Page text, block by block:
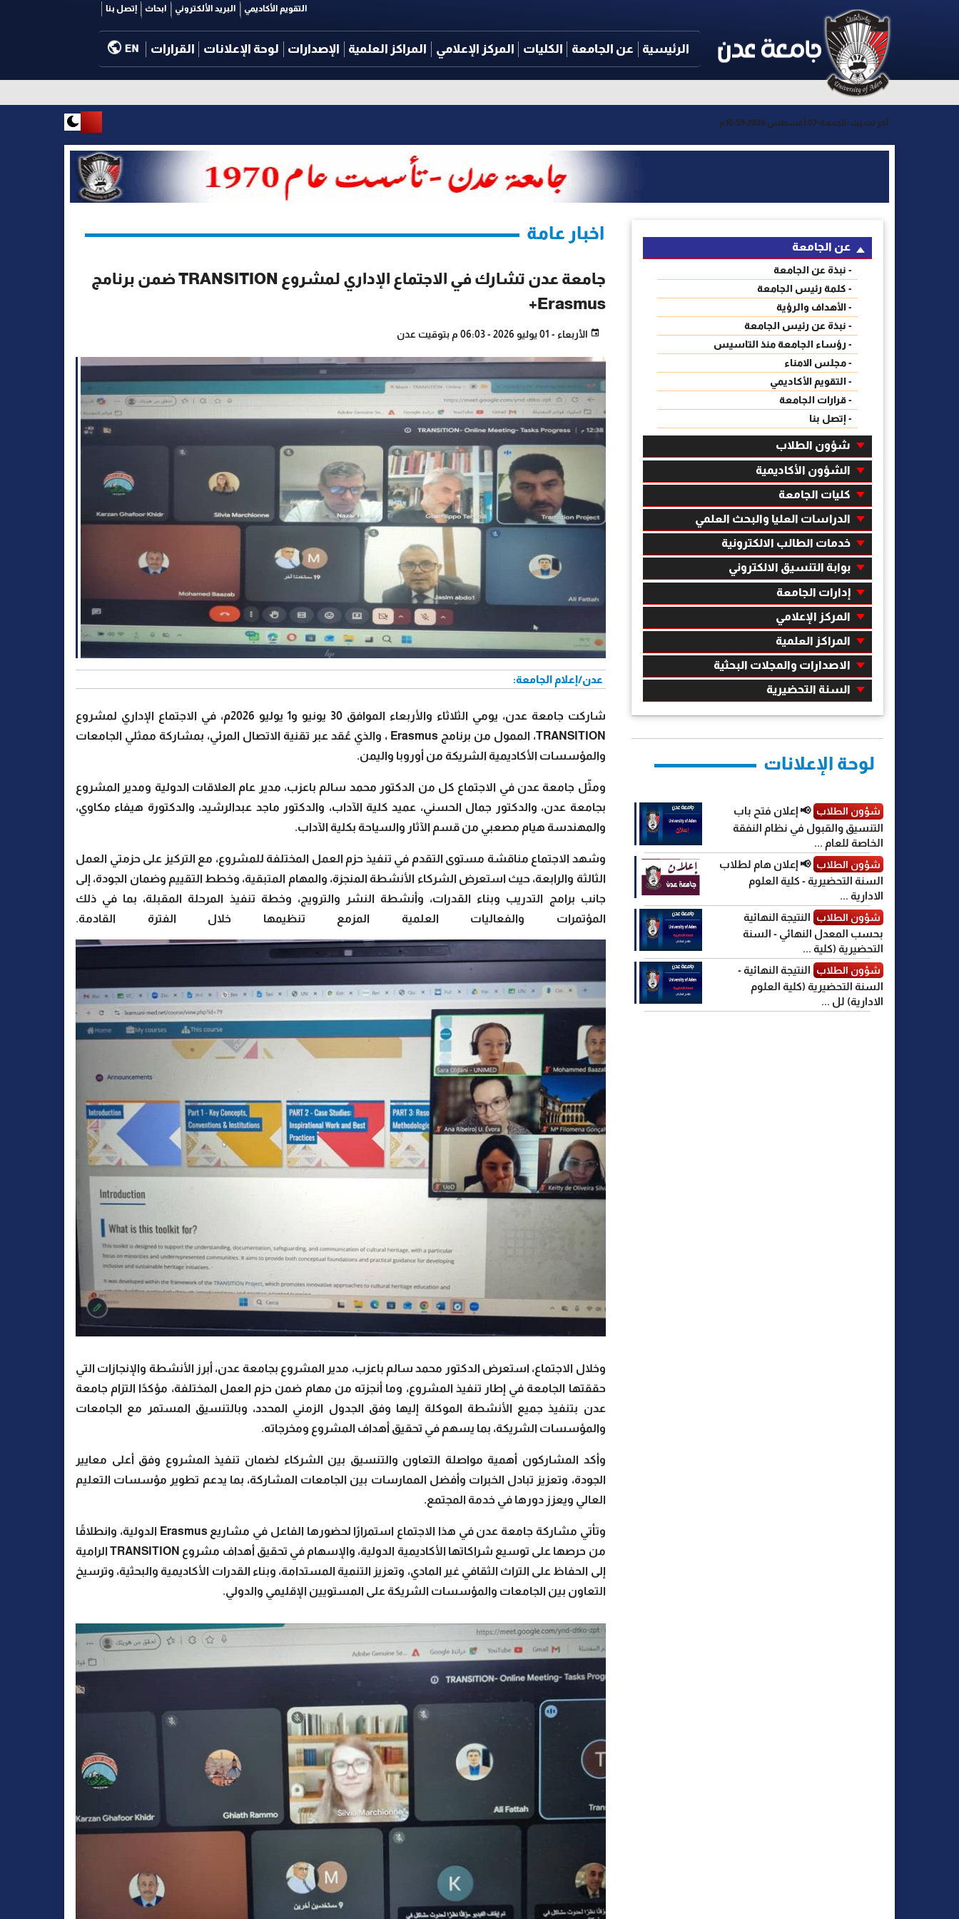
التقويم الأكاديمي البريد الألكتروني ابحاث إتصل بنا
الرئيسية عن الجامعة الكليات المركز الإعلامي المراكز العلمية الإصدارات لوحة الإعلانات القرارات EN
آخر تحديث : الجمعة-07 أغسطس 2026-10:59م
اخبار عامة
جامعة عدن تشارك في الاجتماع الإداري لمشروع TRANSITION ضمن برنامج
Erasmus+
الأربعاء - 01 يوليو 2026 - 06:03 م بتوقيت عدن
عدن/إعلام الجامعة:
شاركت جامعة عدن، يومي الثلاثاء والأربعاء الموافق 30 يونيو و1 يوليو 2026م، في الاجتماع الإداري لمشروع
TRANSITION، الممول من برنامج Erasmus ، والذي عُقد عبر تقنية الاتصال المرئي، بمشاركة ممثلي الجامعات
والمؤسسات الأكاديمية الشريكة من أوروبا واليمن.
ومثّل جامعة عدن في الاجتماع كل من الدكتور محمد سالم باعزب، مدير عام العلاقات الدولية ومدير المشروع
بجامعة عدن، والدكتور جمال الحسني، عميد كلية الآداب، والدكتور ماجد عبدالرشيد، والدكتورة هيفاء مكاوي،
والمهندسة هيام مصعبي من قسم الآثار والسياحة بكلية الآداب.
وشهد الاجتماع مناقشة مستوى التقدم في تنفيذ حزم العمل المختلفة للمشروع، مع التركيز على حزمتي العمل
الثالثة والرابعة، حيث استعرض الشركاء الأنشطة المنجزة، والمهام المتبقية، وخطط التقييم وضمان الجودة، إلى
جانب برامج التدريب وبناء القدرات، وأنشطة النشر والترويج، وخطة تنفيذ المرحلة المقبلة، بما في ذلك
المؤتمرات والفعاليات العلمية المزمع تنظيمها خلال الفترة القادمة.
وخلال الاجتماع، استعرض الدكتور محمد سالم باعزب، مدير المشروع بجامعة عدن، أبرز الأنشطة والإنجازات التي
حققتها الجامعة في إطار تنفيذ المشروع، وما أنجزته من مهام ضمن حزم العمل المختلفة، مؤكدًا التزام جامعة
عدن بتنفيذ جميع الأنشطة الموكلة إليها وفق الجدول الزمني المحدد، وبالتنسيق المستمر مع الجامعات
والمؤسسات الشريكة، بما يسهم في تحقيق أهداف المشروع ومخرجاته.
وأكد المشاركون أهمية مواصلة التعاون والتنسيق بين الشركاء لضمان تنفيذ المشروع وفق أعلى معايير
الجودة، وتعزيز تبادل الخبرات وأفضل الممارسات بين الجامعات المشاركة، بما يدعم تطوير مؤسسات التعليم
العالي ويعزز دورها في خدمة المجتمع.
وتأتي مشاركة جامعة عدن في هذا الاجتماع استمرارًا لحضورها الفاعل في مشاريع Erasmus الدولية، وانطلاقًا
من حرصها على توسيع شراكاتها الأكاديمية الدولية، والإسهام في تحقيق أهداف مشروع TRANSITION الرامية
إلى الحفاظ على التراث الثقافي غير المادي، وتعزيز التنمية المستدامة، وبناء القدرات الأكاديمية والبحثية، وترسيخ
التعاون بين الجامعات والمؤسسات الشريكة على المستويين الإقليمي والدولي.
عن الجامعة
- نبذة عن الجامعة
- كلمة رئيس الجامعة
- الأهداف والرؤية
- نبذة عن رئيس الجامعة
- رؤساء الجامعة منذ التاسيس
- مجلس الامناء
- التقويم الأكاديمي
- قرارات الجامعة
- إتصل بنا
شؤون الطلاب
الشؤون الأكاديمية
كليات الجامعة
الدراسات العليا والبحث العلمي
خدمات الطالب الالكترونية
بوابة التنسيق الالكتروني
إدارات الجامعة
المركز الإعلامي
المراكز العلمية
الاصدارات والمجلات البحثية
السنة التحضيرية
لوحة الإعلانات
شؤون الطلاب 📢 إعلان فتح باب
التنسيق والقبول في نظام النفقة
الخاصة للعام ...
شؤون الطلاب 📢 إعلان هام لطلاب
السنة التحضيرية - كلية العلوم
الادارية ...
شؤون الطلاب
النتيجة النهائية
بحسب المعدل النهائي - السنة
التحضيرية (كلية ...
شؤون الطلاب
النتيجة النهائية -
السنة التحضيرية (كلية العلوم
الادارية) لل ...